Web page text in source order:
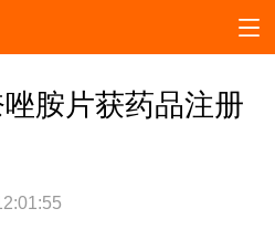
胺片获药品注册